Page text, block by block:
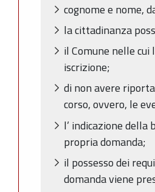
cognome e nome,
la cittadinanza
il Comune nelle
iscrizione;
di non avere
corso, ovvero, le
l’ indicazione
propria domanda;
il possesso dei
domanda viene